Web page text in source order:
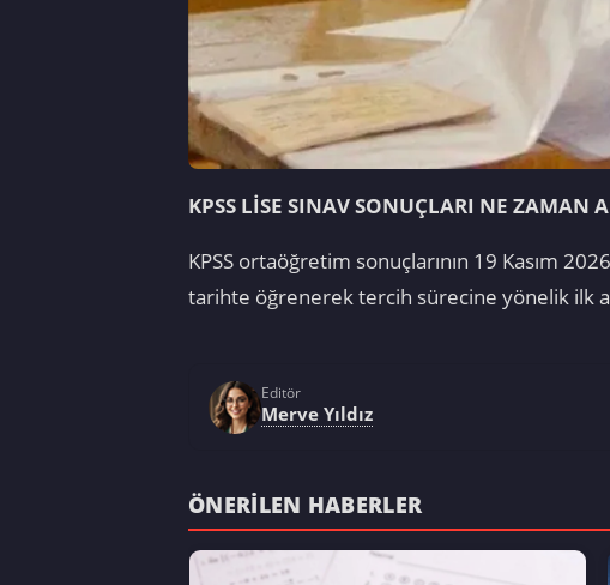
KPSS LİSE SINAV SONUÇLARI NE ZAMAN
KPSS ortaöğretim sonuçlarının 19 Kasım
tarihte öğrenerek tercih sürecine yönelik ilk
Editör
Merve Yıldız
ÖNERILEN HABERLER